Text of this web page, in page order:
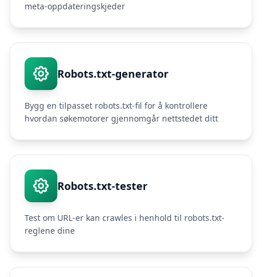
meta-oppdateringskjeder
Robots.txt-generator
Bygg en tilpasset robots.txt-fil for å kontrollere
hvordan søkemotorer gjennomgår nettstedet ditt
Robots.txt-tester
Test om URL-er kan crawles i henhold til robots.txt-
reglene dine